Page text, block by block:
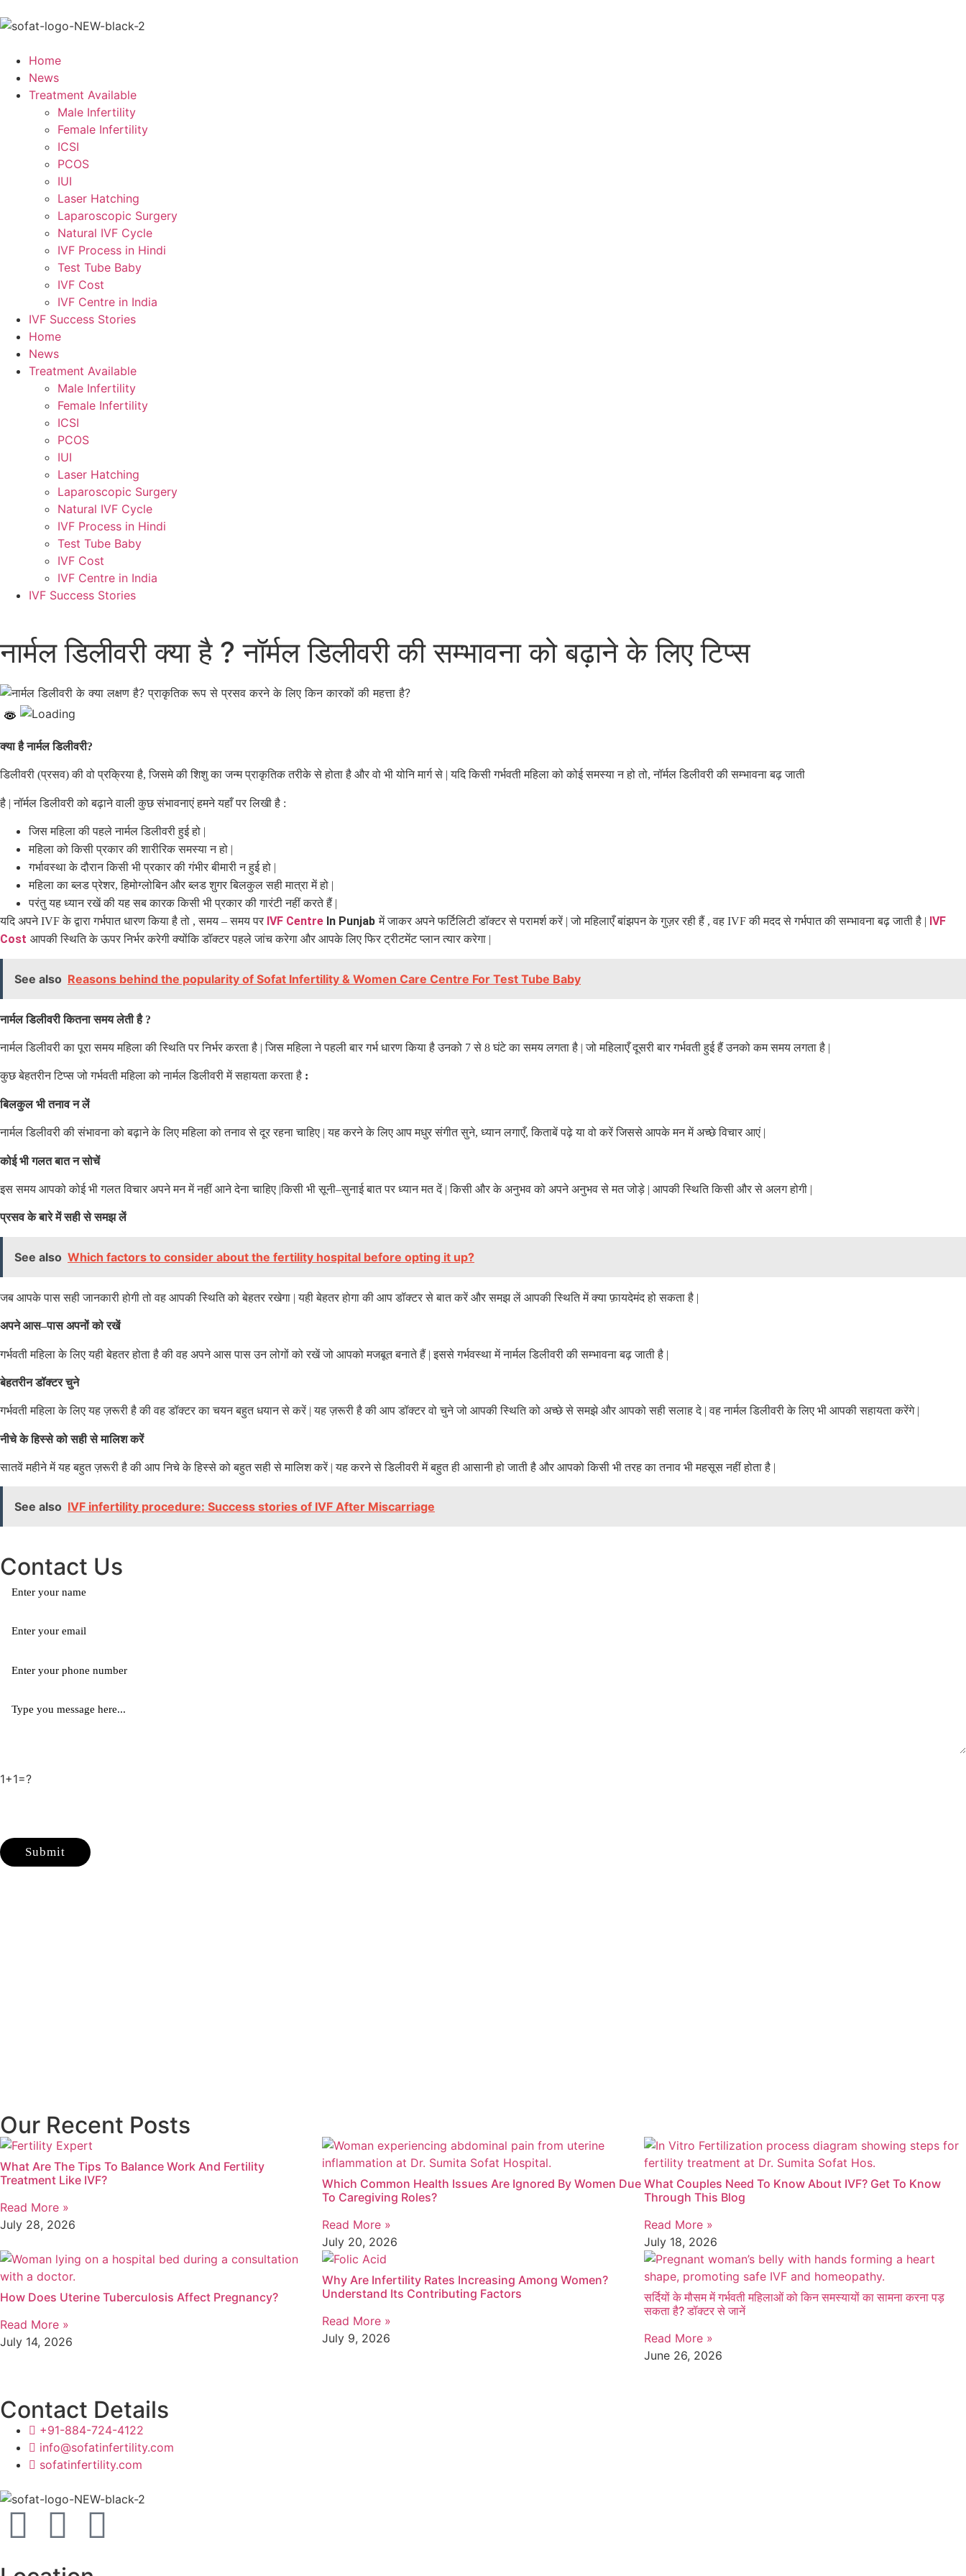
Home
News
Treatment Available
Male Infertility
Female Infertility
ICSI
PCOS
IUI
Laser Hatching
Laparoscopic Surgery
Natural IVF Cycle
IVF Process in Hindi
Test Tube Baby
IVF Cost
IVF Centre in India
IVF Success Stories
Home
News
Treatment Available
Male Infertility
Female Infertility
ICSI
PCOS
IUI
Laser Hatching
Laparoscopic Surgery
Natural IVF Cycle
IVF Process in Hindi
Test Tube Baby
IVF Cost
IVF Centre in India
IVF Success Stories
नार्मल डिलीवरी क्या है ? नॉर्मल डिलीवरी की सम्भावना को बढ़ाने के लिए टिप्स
क्या है नार्मल डिलीवरी?
डिलीवरी (प्रसव)की वो प्रक्रिया है,जिसमे की शिशु का जन्म प्राकृतिक तरीके से होता है और वो भी योनि मार्ग से |यदि किसी गर्भवती महिला को कोई समस्या न हो तो,नॉर्मल डिलीवरी की सम्भावना बढ़ जाती
है |नॉर्मल डिलीवरी को बढ़ाने वाली कुछ संभावनाएं हमने यहाँ पर लिखी है :
जिस महिला की पहले नार्मल डिलीवरी हुई हो |
महिला को किसी प्रकार की शारीरिक समस्या न हो |
गर्भावस्था के दौरान किसी भी प्रकार की गंभीर बीमारी न हुई हो |
महिला का ब्लड प्रेशर,हिमोग्लोबिन और ब्लड शुगर बिलकुल सही मात्रा में हो |
परंतु यह ध्यान रखें की यह सब कारक किसी भी प्रकार की गारंटी नहीं करते हैं |
यदि अपनेIVFके द्वारा गर्भपात धारण किया है तो ,समय –समय पर IVF Centre In Punjab में जाकर अपने फर्टिलिटी डॉक्टर से परामर्श करें |जो महिलाएँ बांझपन के गुज़र रही हैं ,वह IVFकी मदद से गर्भपात की सम्भावना बढ़ जाती है | IVF
Cost आपकी स्थिति के ऊपर निर्भर करेगी क्योंकि डॉक्टर पहले जांच करेगा और आपके लिए फिर ट्रीटमेंट प्लान त्यार करेगा |
See also Reasons behind the popularity of Sofat Infertility & Women Care Centre For Test Tube Baby
नार्मल डिलीवरी कितना समय लेती है ?
नार्मल डिलीवरी का पूरा समय महिला की स्थिति पर निर्भर करता है |जिस महिला ने पहली बार गर्भ धारण किया है उनको 7से 8घंटे का समय लगता है |जो महिलाएँ दूसरी बार गर्भवती हुई हैं उनको कम समय लगता है |
कुछ बेहतरीन टिप्स जो गर्भवती महिला को नार्मल डिलीवरी में सहायता करता है :
बिलकुल भी तनाव न लें
नार्मल डिलीवरी की संभावना को बढ़ाने के लिए महिला को तनाव से दूर रहना चाहिए |यह करने के लिए आप मधुर संगीत सुने, ध्यान लगाएँ,किताबें पढ़े या वो करें जिससे आपके मन में अच्छे विचार आएं |
कोई भी गलत बात न सोचें
इस समय आपको कोई भी गलत विचार अपने मन में नहीं आने देना चाहिए |किसी भी सूनी–सुनाई बात पर ध्यान मत दें |किसी और के अनुभव को अपने अनुभव से मत जोड़े | आपकी स्थिति किसी और से अलग होगी |
प्रसव के बारे में सही से समझ लें
See also Which factors to consider about the fertility hospital before opting it up?
जब आपके पास सही जानकारी होगी तो वह आपकी स्थिति को बेहतर रखेगा |यही बेहतर होगा की आप डॉक्टर से बात करें और समझ लें आपकी स्थिति में क्या फ़ायदेमंद हो सकता है |
अपने आस–पास अपनों को रखें
गर्भवती महिला के लिए यही बेहतर होता है की वह अपने आस पास उन लोगों को रखें जो आपको मजबूत बनाते हैं |इससे गर्भवस्था में नार्मल डिलीवरी की सम्भावना बढ़ जाती है |
बेहतरीन डॉक्टर चुने
गर्भवती महिला के लिए यह ज़रूरी है की वह डॉक्टर का चयन बहुत धयान से करें |यह ज़रूरी है की आप डॉक्टर वो चुने जो आपकी स्थिति को अच्छे से समझे और आपको सही सलाह दे |वह नार्मल डिलीवरी के लिए भी आपकी सहायता करेंगे |
नीचे के हिस्से को सही से मालिश करें
सातवें महीने में यह बहुत ज़रूरी है की आप निचे के हिस्से को बहुत सही से मालिश करें |यह करने से डिलीवरी में बहुत ही आसानी हो जाती है और आपको किसी भी तरह का तनाव भी महसूस नहीं होता है |
See also IVF infertility procedure: Success stories of IVF After Miscarriage
Contact Us
1+1=?
Our Recent Posts
What Are The Tips To Balance Work And Fertility
Treatment Like IVF?
Read More »
July 28, 2026
Which Common Health Issues Are Ignored By Women Due
To Caregiving Roles?
Read More »
July 20, 2026
What Couples Need To Know About IVF? Get To Know
Through This Blog
Read More »
July 18, 2026
How Does Uterine Tuberculosis Affect Pregnancy?
Read More »
July 14, 2026
Why Are Infertility Rates Increasing Among Women?
Understand Its Contributing Factors
Read More »
July 9, 2026
सर्दियों के मौसम में गर्भवती महिलाओं को किन समस्यायों का सामना करना पड़
सकता है? डॉक्टर से जानें
Read More »
June 26, 2026
Contact Details
+91-884-724-4122
info@sofatinfertility.com
sofatinfertility.com